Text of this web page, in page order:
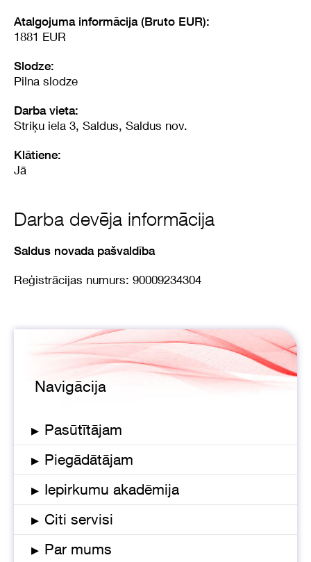
Atalgojuma informācija (Bruto EUR):
1881 EUR
Slodze:
Pilna slodze
Darba vieta:
Striķu iela 3, Saldus, Saldus nov.
Klātiene:
Jā
Darba devēja informācija
Saldus novada pašvaldība
Reģistrācijas numurs: 90009234304
Navigācija
▸ Pasūtītājam
▸ Piegādātājam
▸ Iepirkumu akadēmija
▸ Citi servisi
▸ Par mums